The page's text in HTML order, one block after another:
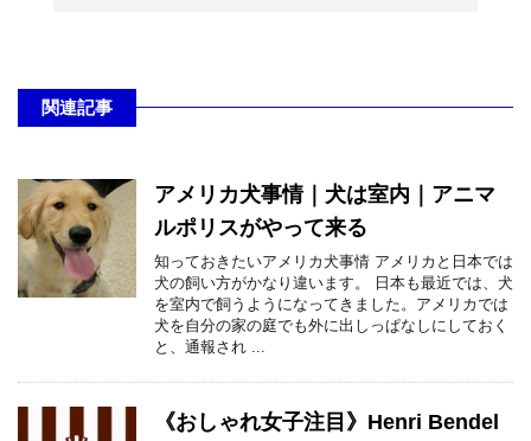
関連記事
アメリカ犬事情｜犬は室内｜アニマ
ルポリスがやって来る
知っておきたいアメリカ犬事情 アメリカと日本では
犬の飼い方がかなり違います。 日本も最近では、犬
を室内で飼うようになってきました。アメリカでは
犬を自分の家の庭でも外に出しっぱなしにしておく
と、通報され ...
《おしゃれ女子注目》Henri Bendel